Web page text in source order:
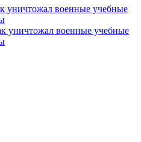
уничтожал военные учебные
уничтожал военные учебные